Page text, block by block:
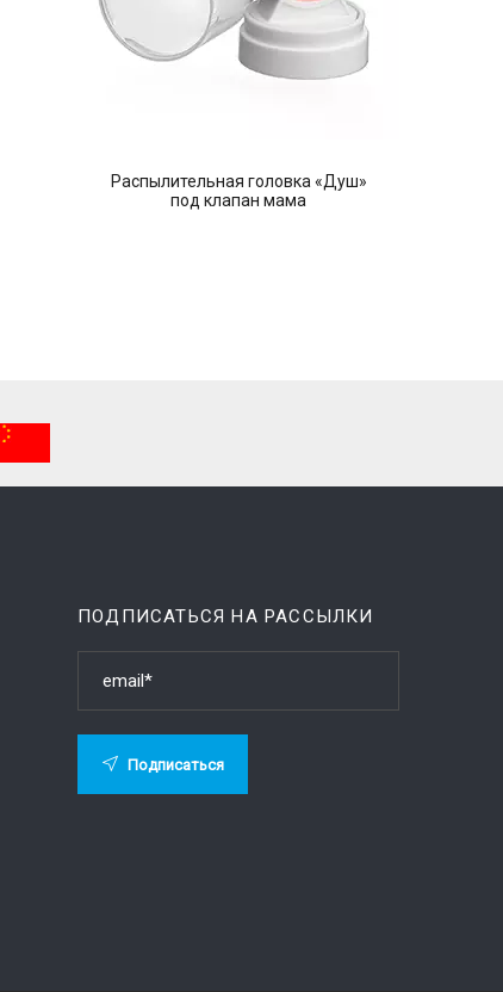
Распылительная головка «Душ»
под клапан мама
ПОДПИСАТЬСЯ НА РАССЫЛКИ
Подписаться